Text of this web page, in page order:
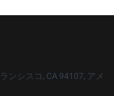
ンシスコ, CA 94107, アメ